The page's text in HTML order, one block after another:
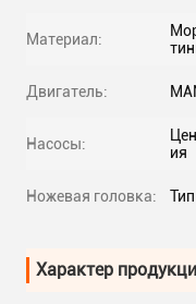
Материал:
Двигатель:
Насосы:
ия
Ножевая головка:
Характер